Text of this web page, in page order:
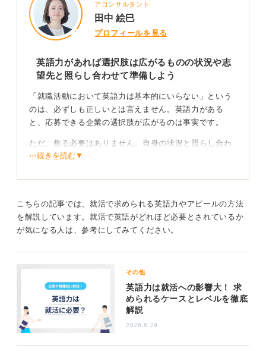
0
アコンサルタント
田中 絵巳
プロフィールを見る
英語力があれば選択肢は広がるものの状況や志
望先と照らし合わせて準備しよう
「就職活動において英語力は基本的にいらない」という
のは、必ずしも正しいとは言えません。英語力がある
と、応募できる企業の選択肢が広がるのは事実です。
ただ、焦る必要はありません。自身の状況と照らし合わ
せて考えましょう。
によります。
まずは、自身が希望する業界や企業で英語力がどの程度
求められるのかを調べてみることが大切です。
英語力が求められる業界・職種とそうでないケース
一般的に英語力が必要とされるのは、外資系企業や、海
外との取引が多い商社、国際的な業務をおこなうメーカ
ーなどです。
⋯続きを読む▼
こちらの記事では、就活で求められる英語力やアピールの方法
を解説しています。就活で英語がどれほど必要とされているか
が気になる人は、参考にしてみてください。
その他
英語力は就活への影響大！ 求
められるケースとレベルを徹底
解説
2026.6.29